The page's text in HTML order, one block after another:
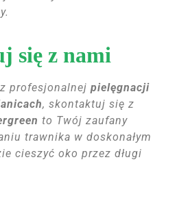
się z nami
profesjonalnejpielęgnacji
, skontaktuj się z
to Twój zaufany
trawnika w doskonałym
cieszyć oko przez długi